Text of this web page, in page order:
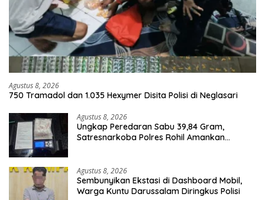
Agustus 8, 2026
750 Tramadol dan 1.035 Hexymer Disita Polisi di Neglasari
Agustus 8, 2026
Ungkap Peredaran Sabu 39,84 Gram,
Satresnarkoba Polres Rohil Amankan
Agustus 8, 2026
Sembunyikan Ekstasi di Dashboard Mobil,
Warga Kuntu Darussalam Diringkus Polisi